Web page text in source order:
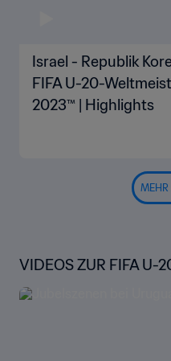
Israel - Republik
FIFA U-20-
2023™ | Highlights
MEHR
VIDEOS ZUR FIFA U-